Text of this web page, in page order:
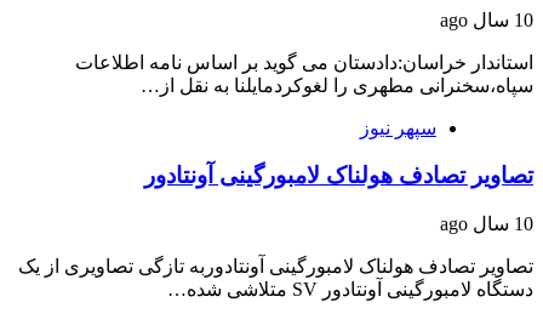
10 سال ago
استاندار خراسان:دادستان می گوید بر اساس نامه اطلاعات
سپاه،سخنرانی مطهری را لغوکردمایلنا به نقل از…
سپهر نیوز
تصاویر تصادف هولناک لامبورگینی آونتادور
10 سال ago
تصاویر تصادف هولناک لامبورگینی آونتادوربه تازگی تصاویری از یک
دستگاه لامبورگینی آونتادور SV متلاشی شده…